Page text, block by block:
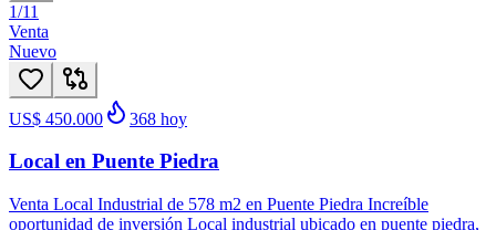
1/11
Venta
Nuevo
US$ 450.000 368 hoy
Local en Puente Piedra
Venta Local Industrial de 578 m2 en Puente Piedra Increíble
oportunidad de inversión Local industrial ubicado en puente piedra,